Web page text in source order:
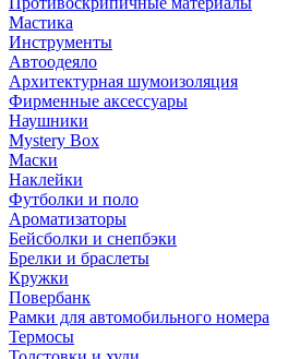
Мастика
Инструменты
Автоодеяло
Архитектурная шумоизоляция
Фирменные аксессуары
Наушники
Mystery Box
Маски
Наклейки
Футболки и поло
Ароматизаторы
Бейсболки и снепбэки
Брелки и браслеты
Кружки
Повербанк
Рамки для автомобильного номера
Термосы